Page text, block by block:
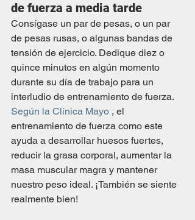
de fuerza a media tarde
Consígase un par de pesas, o un par
de pesas rusas, o algunas bandas de
tensión de ejercicio. Dedique diez o
quince minutos en algún momento
durante su día de trabajo para un
interludio de entrenamiento de fuerza.
Según la Clínica Mayo , el
entrenamiento de fuerza como este
ayuda a desarrollar huesos fuertes,
reducir la grasa corporal, aumentar la
masa muscular magra y mantener
nuestro peso ideal. ¡También se siente
realmente bien!